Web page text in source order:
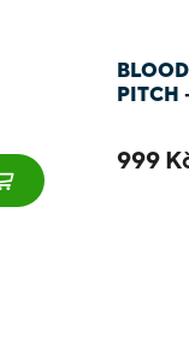
PITCH
999